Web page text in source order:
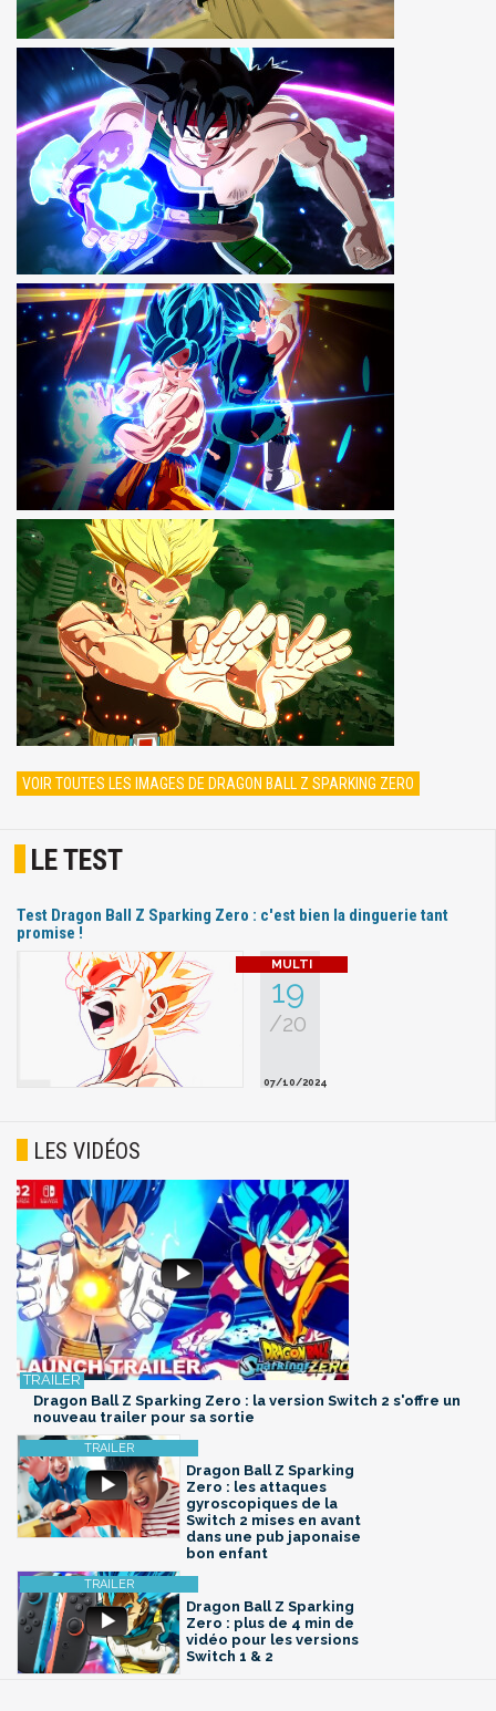
VOIR TOUTES LES IMAGES DE DRAGON BALL Z SPARKING ZERO
LE TEST
Test Dragon Ball Z Sparking Zero : c'est bien la dinguerie tant
promise !
19
/20
07/10/2024
LES VIDÉOS
Dragon Ball Z Sparking Zero : la version Switch 2 s'offre un
nouveau trailer pour sa sortie
Dragon Ball Z Sparking
Zero : les attaques
gyroscopiques de la
Switch 2 mises en avant
dans une pub japonaise
bon enfant
Dragon Ball Z Sparking
Zero : plus de 4 min de
vidéo pour les versions
Switch 1 & 2